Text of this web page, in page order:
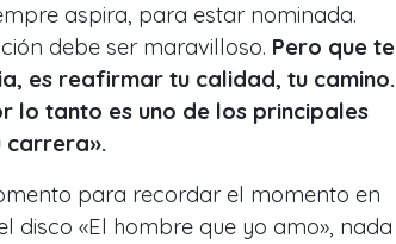
aspira, para estar nominada.
debe ser maravilloso. Pero que te
es reafirmar tu calidad, tu camino.
lo tanto es uno de los principales
carrera».
para recordar el momento en
disco «El hombre que yo amo», nada